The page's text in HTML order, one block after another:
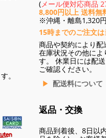
。
(メール便対応商品
8,800円以上 送料無
※沖縄・離島1,320
15時までのご注文は
商品や契約により配
在庫状況その他によ
す。 休業日には配
ご確認ください。
配送料について
返品・交換
商品到着後、8日以